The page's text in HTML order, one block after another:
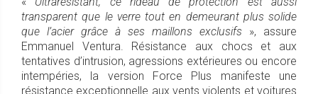
transparent que le verre tout en demeurant plus solide
que l’acier grâce à ses maillons exclusifs », assure
Emmanuel Ventura. Résistance aux chocs et aux
tentatives d’intrusion, agressions extérieures ou encore
intempéries, la version Force Plus manifeste une
résistance exceptionnelle aux vents violents et voitures